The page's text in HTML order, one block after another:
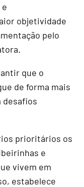
objetividade
pelo
que o
de forma mais
desafios
prioritários os
e
vivem em
estabelece